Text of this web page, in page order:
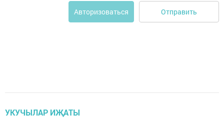
Авторизоваться Отправить
УКУЧЫЛАР ИҖАТЫ